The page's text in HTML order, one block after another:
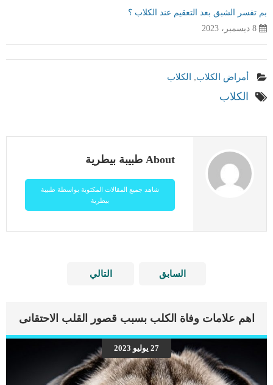
بم تفسر الشبق بعد التعقيم عند الكلاب ؟
8 ديسمبر، 2023
أمراض الكلاب, الكلاب
الكلاب
About طبيبة بيطرية
شاهد جميع المقالات المكتوبة بواسطة طبيبة
بيطرية
السابق التالي
اهم علامات وفاة الكلب بسبب قصور القلب الاحتقانى
27 يوليو 2023